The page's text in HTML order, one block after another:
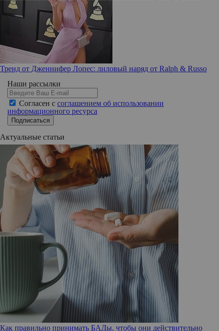
Тренд от Дженнифер Лопес: лиловый наряд от Ralph & Russo
Наши рассылки
Согласен с соглашением об использовании
информационного ресурса
Подписаться
Актуальные статьи
Как правильно принимать БАДы, чтобы они действительно